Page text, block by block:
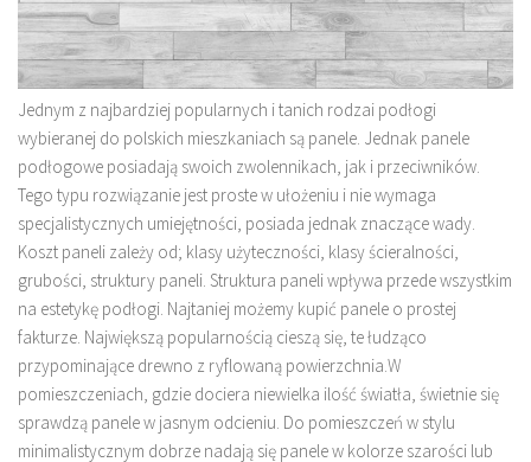
Jednym z najbardziej popularnych i tanich rodzai podłogi
wybieranej do polskich mieszkaniach są panele. Jednak panele
podłogowe posiadają swoich zwolennikach, jak i przeciwników.
Tego typu rozwiązanie jest proste w ułożeniu i nie wymaga
specjalistycznych umiejętności, posiada jednak znaczące wady.
Koszt paneli zależy od; klasy użyteczności, klasy ścieralności,
grubości, struktury paneli. Struktura paneli wpływa przede wszystkim
na estetykę podłogi. Najtaniej możemy kupić panele o prostej
fakturze. Największą popularnością cieszą się, te łudząco
przypominające drewno z ryflowaną powierzchnia.W
pomieszczeniach, gdzie dociera niewielka ilość światła, świetnie się
sprawdzą panele w jasnym odcieniu. Do pomieszczeń w stylu
minimalistycznym dobrze nadają się panele w kolorze szarości lub